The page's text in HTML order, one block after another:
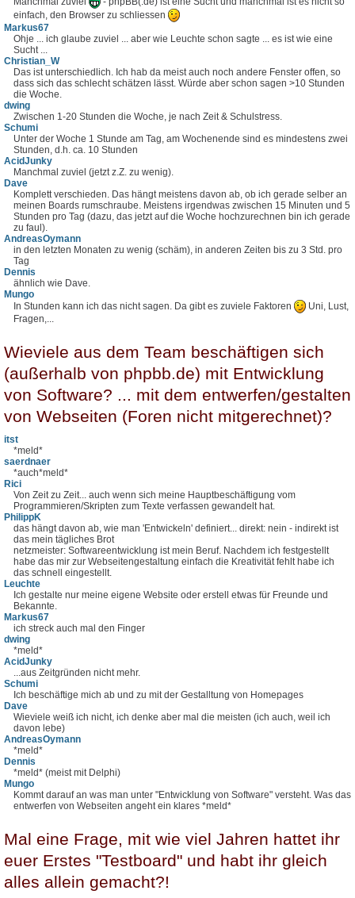
einfach, den Browser zu schliessen
Markus67
Ohje ... ich glaube zuviel ... aber wie Leuchte schon sagte ... es ist wie eine
Sucht ...
Christian_W
Das ist unterschiedlich. Ich hab da meist auch noch andere Fenster offen, so
dass sich das schlecht schätzen lässt. Würde aber schon sagen >10 Stunden
die Woche.
dwing
Zwischen 1-20 Stunden die Woche, je nach Zeit & Schulstress.
Schumi
Unter der Woche 1 Stunde am Tag, am Wochenende sind es mindestens zwei
Stunden, d.h. ca. 10 Stunden
AcidJunky
Manchmal zuviel (jetzt z.Z. zu wenig).
Dave
Komplett verschieden. Das hängt meistens davon ab, ob ich gerade selber an
meinen Boards rumschraube. Meistens irgendwas zwischen 15 Minuten und 5
Stunden pro Tag (dazu, das jetzt auf die Woche hochzurechnen bin ich gerade
zu faul).
AndreasOymann
in den letzten Monaten zu wenig (schäm), in anderen Zeiten bis zu 3 Std. pro
Tag
Dennis
ähnlich wie Dave.
Mungo
In Stunden kann ich das nicht sagen. Da gibt es zuviele Faktoren
Uni, Lust,
Fragen,...
Wieviele aus dem Team beschäftigen sich
(außerhalb von phpbb.de) mit Entwicklung
von Software? ... mit dem entwerfen/gestalten
von Webseiten (Foren nicht mitgerechnet)?
itst
*meld*
saerdnaer
*auch*meld*
Rici
Von Zeit zu Zeit... auch wenn sich meine Hauptbeschäftigung vom
Programmieren/Skripten zum Texte verfassen gewandelt hat.
PhilippK
das hängt davon ab, wie man 'Entwickeln' definiert... direkt: nein - indirekt ist
das mein tägliches Brot
netzmeister: Softwareentwicklung ist mein Beruf. Nachdem ich festgestellt
habe das mir zur Webseitengestaltung einfach die Kreativität fehlt habe ich
das schnell eingestellt.
Leuchte
Ich gestalte nur meine eigene Website oder erstell etwas für Freunde und
Bekannte.
Markus67
ich streck auch mal den Finger
dwing
*meld*
AcidJunky
...aus Zeitgründen nicht mehr.
Schumi
Ich beschäftige mich ab und zu mit der Gestalltung von Homepages
Dave
Wieviele weiß ich nicht, ich denke aber mal die meisten (ich auch, weil ich
davon lebe)
AndreasOymann
*meld*
Dennis
*meld* (meist mit Delphi)
Mungo
Kommt darauf an was man unter "Entwicklung von Software" versteht. Was das
entwerfen von Webseiten angeht ein klares *meld*
Mal eine Frage, mit wie viel Jahren hattet ihr
euer Erstes "Testboard" und habt ihr gleich
alles allein gemacht?!